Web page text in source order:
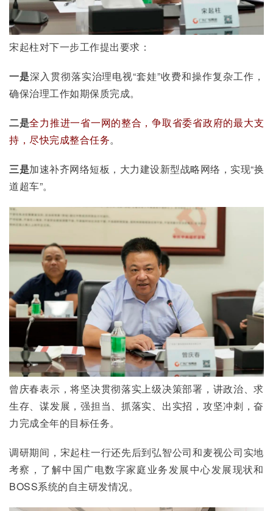
宋起柱对下一步工作提出要求：
一是深入贯彻落实治理电视“套娃”收费和操作复杂工作，
确保治理工作如期保质完成。
二是全力推进一省一网的整合，争取省委省政府的最大支
持，尽快完成整合任务。
三是加速补齐网络短板，大力建设新型战略网络，实现“换
道超车”。
曾庆春表示，将坚决贯彻落实上级决策部署，讲政治、求
生存、谋发展，强担当、抓落实、出实招，攻坚冲刺，奋
力完成全年的目标任务。
调研期间，宋起柱一行还先后到弘智公司和麦视公司实地
考察，了解中国广电数字家庭业务发展中心发展现状和
BOSS系统的自主研发情况。